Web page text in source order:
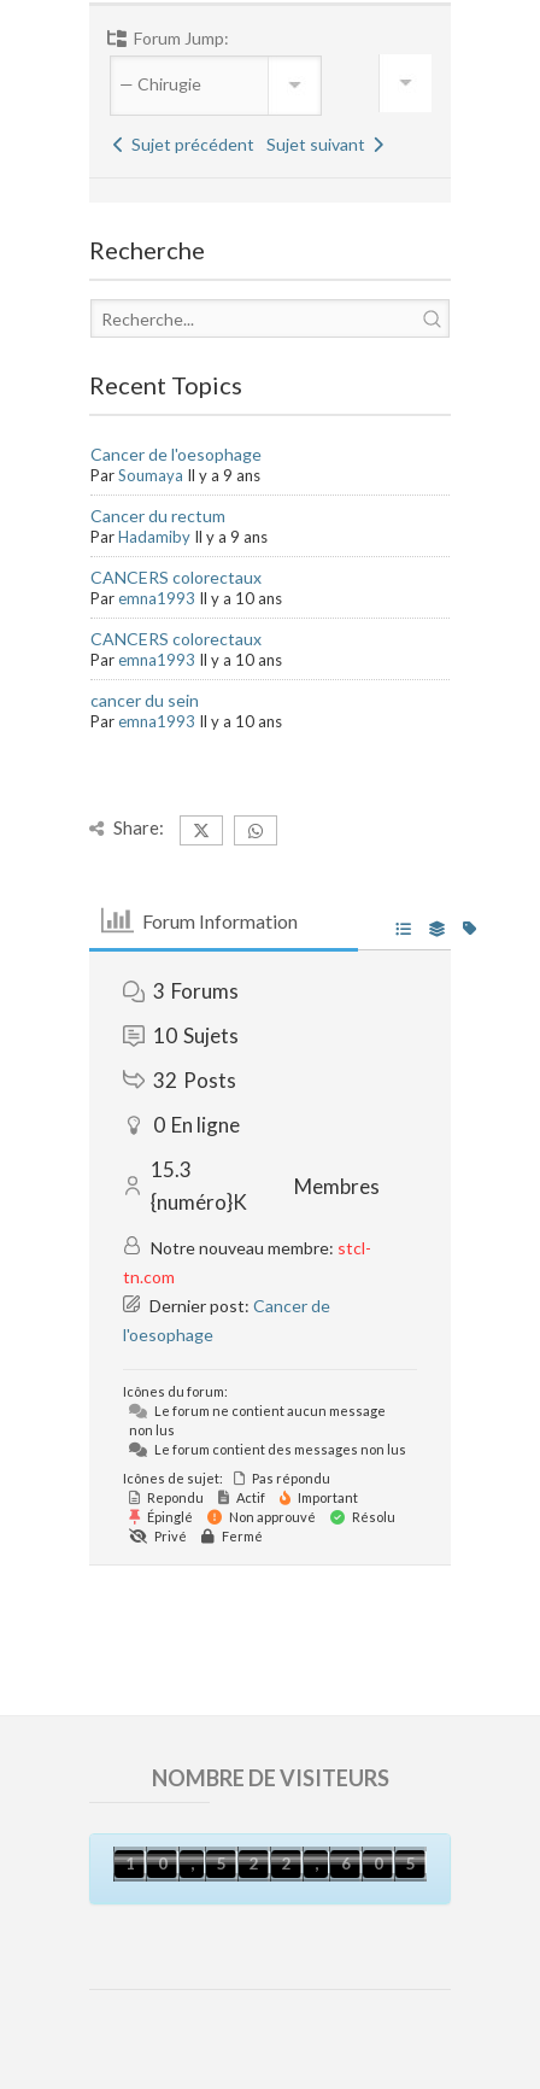
Forum Jump:
Sujet précédent Sujet suivant
Recherche
Recent Topics
Cancer de l'oesophage
ParSoumaya Il y a 9 ans
Cancer du rectum
ParHadamiby Il y a 9 ans
CANCERS colorectaux
Paremna1993 Il y a 10 ans
CANCERS colorectaux
Paremna1993 Il y a 10 ans
cancer du sein
Paremna1993 Il y a 10 ans
Share:
Forum Information
3 Forums
10 Sujets
32 Posts
0 En ligne
15.3
{numéro}K
Membres
Notre nouveau membre: stcl-
tn.com
Dernier post: Cancer de
l'oesophage
Icônes du forum:
Le forum ne contient aucun message
non lus
Le forum contient des messages non lus
Icônes de sujet:
Pas répondu
Repondu
Actif
Important
Épinglé
Non approuvé
Résolu
Privé
Fermé
NOMBRE DE VISITEURS
1
0
,
5
2
2
,
6
0 5